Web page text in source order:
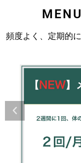
頻度よく、定期的